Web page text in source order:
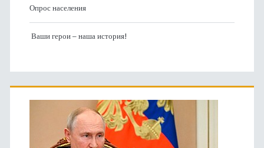
Опрос населения
Ваши герои – наша история!